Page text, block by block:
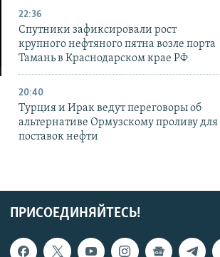
22:36
Спутники зафиксировали рост
крупного нефтяного пятна возле порта
Тамань в Краснодарском крае РФ
20:40
Турция и Ирак ведут переговоры об
альтернативе Ормузскому проливу для
поставок нефти
ПРИСОЕДИНЯЙТЕСЬ!